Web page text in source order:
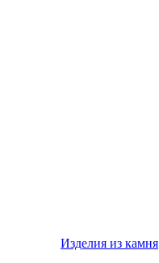
Изделия из камня